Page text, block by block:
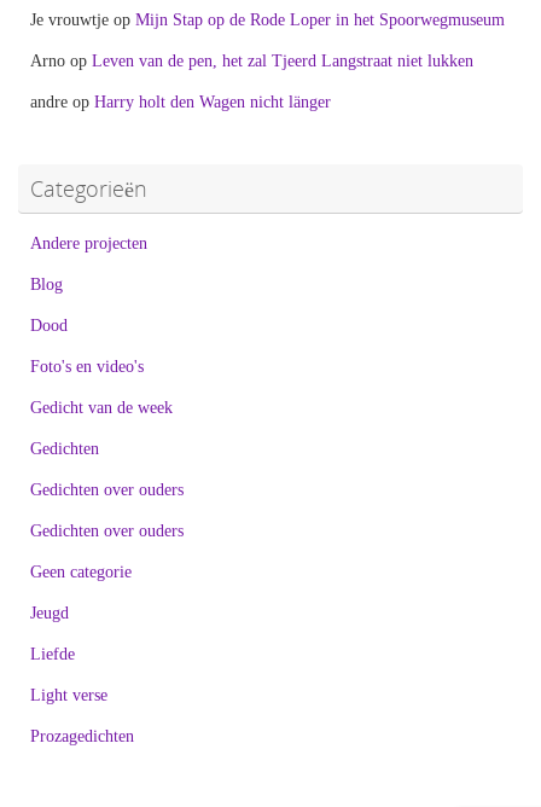
Je vrouwtje op Mijn Stap op de Rode Loper in het Spoorwegmuseum
Arno op Leven van de pen, het zal Tjeerd Langstraat niet lukken
andre op Harry holt den Wagen nicht länger
Categorieën
Andere projecten
Blog
Dood
Foto's en video's
Gedicht van de week
Gedichten
Gedichten over ouders
Gedichten over ouders
Geen categorie
Jeugd
Liefde
Light verse
Prozagedichten